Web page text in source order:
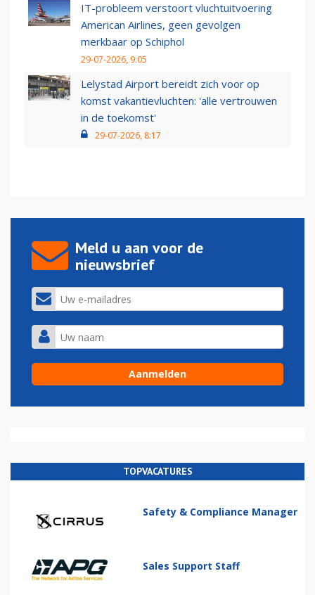
IT-probleem verstoort vluchtuitvoering
American Airlines, geen gevolgen
merkbaar op Schiphol
29-07-2026, 9:05
Lelystad Airport bereidt zich voor op
komst vakantievluchten: 'alle vertrouwen
in de toekomst'
29-07-2026, 8:17
Meld u aan voor de
nieuwsbrief
TOPVACATURES
Safety & Compliance Manager
Sales Support Staff